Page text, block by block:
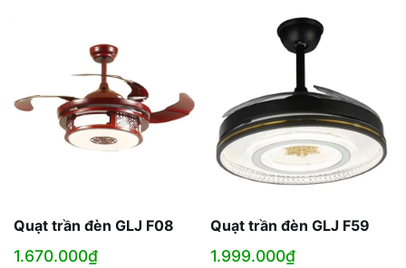
Quạt trần đèn GLJ F08
1.670.000₫
Quạt trần đèn GLJ F59
1.999.000₫